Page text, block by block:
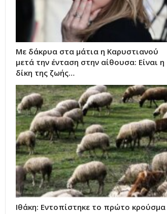
Με δάκρυα στα μάτια η Καρυστιανού
μετά την ένταση στην αίθουσα: Είναι η
δίκη της ζωής…
Ιθάκη: Εντοπίστηκε το πρώτο κρούσμα